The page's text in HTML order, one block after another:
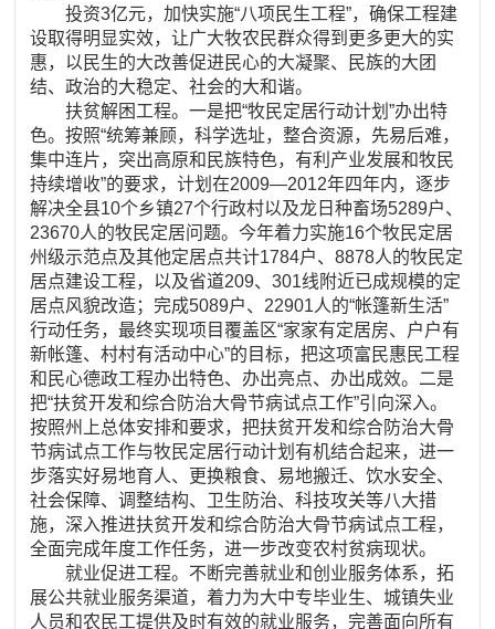
投资3亿元，加快实施“八项民生工程”，确保工程建
设取得明显实效，让广大牧农民群众得到更多更大的实
惠，以民生的大改善促进民心的大凝聚、民族的大团
结、政治的大稳定、社会的大和谐。
扶贫解困工程。一是把“牧民定居行动计划”办出特
色。按照“统筹兼顾，科学选址，整合资源，先易后难，
集中连片，突出高原和民族特色，有利产业发展和牧民
持续增收”的要求，计划在2009—2012年四年内，逐步
解决全县10个乡镇27个行政村以及龙日种畜场5289户、
23670人的牧民定居问题。今年着力实施16个牧民定居
州级示范点及其他定居点共计1784户、8878人的牧民定
居点建设工程，以及省道209、301线附近已成规模的定
居点风貌改造；完成5089户、22901人的“帐篷新生活”
行动任务，最终实现项目覆盖区“家家有定居房、户户有
新帐篷、村村有活动中心”的目标，把这项富民惠民工程
和民心德政工程办出特色、办出亮点、办出成效。二是
把“扶贫开发和综合防治大骨节病试点工作”引向深入。
按照州上总体安排和要求，把扶贫开发和综合防治大骨
节病试点工作与牧民定居行动计划有机结合起来，进一
步落实好易地育人、更换粮食、易地搬迁、饮水安全、
社会保障、调整结构、卫生防治、科技攻关等八大措
施，深入推进扶贫开发和综合防治大骨节病试点工程，
全面完成年度工作任务，进一步改变农村贫病现状。
就业促进工程。不断完善就业和创业服务体系，拓
展公共就业服务渠道，着力为大中专毕业生、城镇失业
人员和农民工提供及时有效的就业服务，完善面向所有